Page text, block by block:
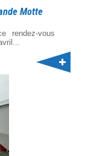
Motte
rendez-vous